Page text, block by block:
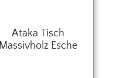
Ataka Tisch
Massivholz Esche